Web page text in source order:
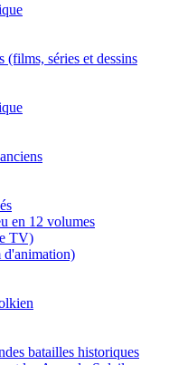
(films, séries et dessins
en 12 volumes
TV)
batailles historiques